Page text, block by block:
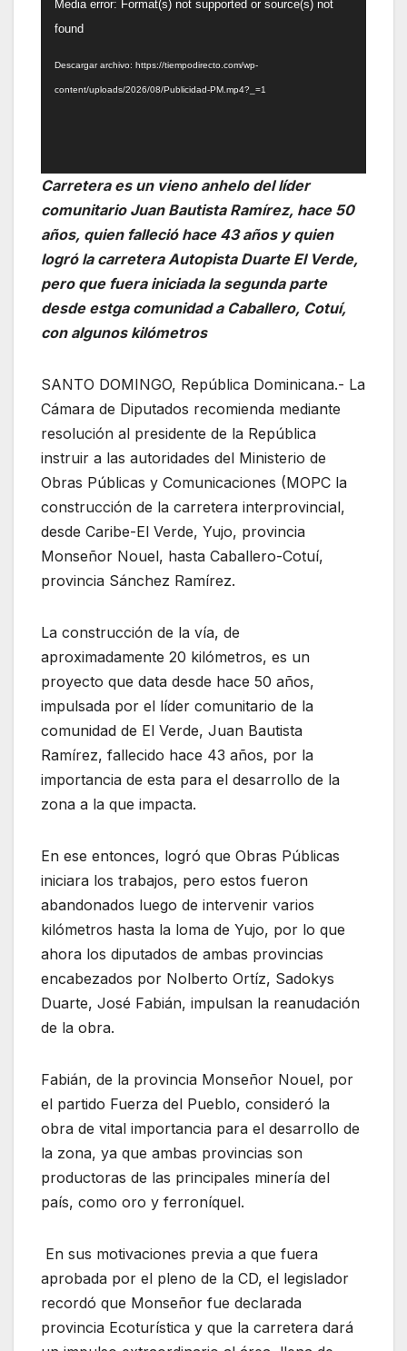
de
Media error: Format(s) not supported or source(s) not
found
Descargar archivo: https://tiempodirecto.com/wp-
content/uploads/2026/08/Publicidad-PM.mp4?_=1
Carretera es un vieno anhelo del líder
comunitario Juan Bautista Ramírez, hace 50
años, quien falleció hace 43 años y quien
logró la carretera Autopista Duarte El Verde,
pero que fuera iniciada la segunda parte
desde estga comunidad a Caballero, Cotuí,
con algunos kilómetros
SANTO DOMINGO, República Dominicana.- La
Cámara de Diputados recomienda mediante
resolución al presidente de la República
instruir a las autoridades del Ministerio de
Obras Públicas y Comunicaciones (MOPC la
construcción de la carretera interprovincial,
desde Caribe-El Verde, Yujo, provincia
Monseñor Nouel, hasta Caballero-Cotuí,
provincia Sánchez Ramírez.
La construcción de la vía, de
aproximadamente 20 kilómetros, es un
proyecto que data desde hace 50 años,
impulsada por el líder comunitario de la
comunidad de El Verde, Juan Bautista
Ramírez, fallecido hace 43 años, por la
importancia de esta para el desarrollo de la
zona a la que impacta.
En ese entonces, logró que Obras Públicas
iniciara los trabajos, pero estos fueron
abandonados luego de intervenir varios
kilómetros hasta la loma de Yujo, por lo que
ahora los diputados de ambas provincias
encabezados por Nolberto Ortíz, Sadokys
Duarte, José Fabián, impulsan la reanudación
de la obra.
Fabián, de la provincia Monseñor Nouel, por
el partido Fuerza del Pueblo, consideró la
obra de vital importancia para el desarrollo de
la zona, ya que ambas provincias son
productoras de las principales minería del
país, como oro y ferroníquel.
En sus motivaciones previa a que fuera
aprobada por el pleno de la CD, el legislador
recordó que Monseñor fue declarada
provincia Ecoturística y que la carretera dará